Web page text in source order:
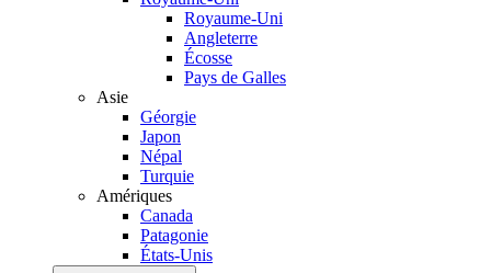
Royaume-Uni
Angleterre
Écosse
Pays de Galles
Asie
Géorgie
Japon
Népal
Turquie
Amériques
Canada
Patagonie
États-Unis